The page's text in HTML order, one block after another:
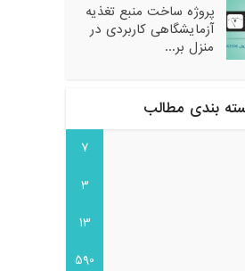
پروژه ساخت منبع تغذیه
آزمایشگاهی کاربردی در
منزل بر...
بندی مطالب
7
3
13
590